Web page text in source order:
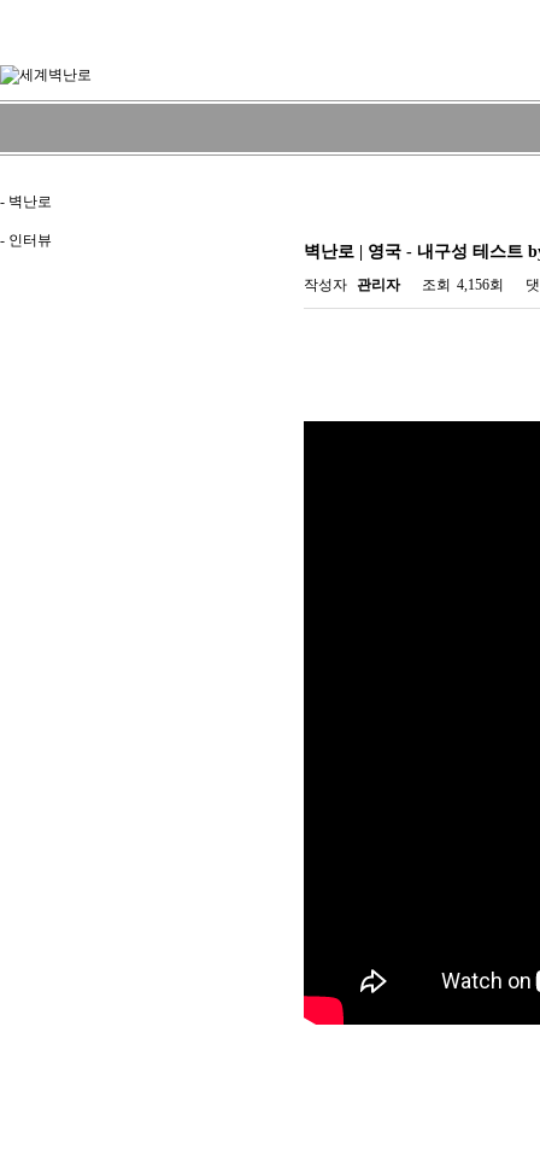
- 벽난로
- 인터뷰
벽난로 | 영국 - 내구성 테스트
작성자 관리자 조회 4,156회